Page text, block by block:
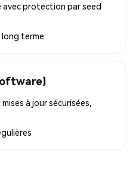
avec protection par seed
terme
à jour sécurisées,